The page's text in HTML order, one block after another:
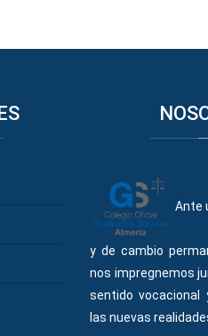
Ante
y de cambio
nos impregnemos
sentido
las nuevas